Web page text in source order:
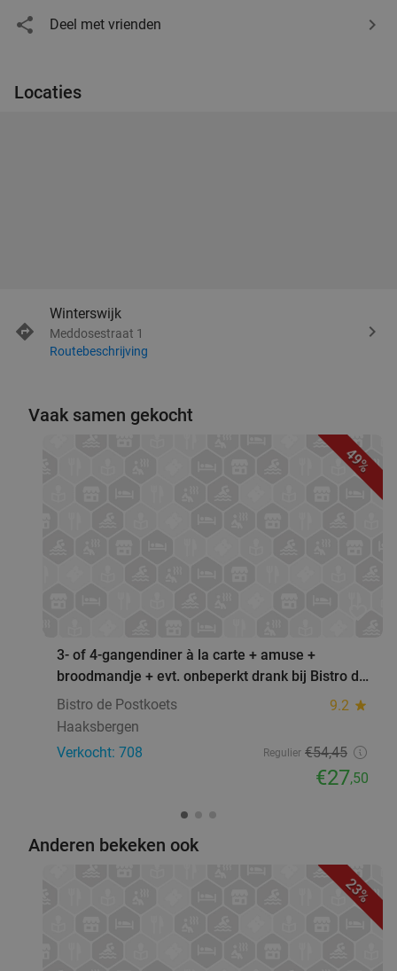
Deel met vrienden
Locaties
Winterswijk
Meddosestraat 1
Routebeschrijving
Vaak samen gekocht
49%
3- of 4-gangendiner à la carte + amuse +
broodmandje + evt. onbeperkt drank bij Bistro de
Postkoets
Bistro de Postkoets 9.2 star
Haaksbergen
Verkocht: 708
Regulier €54,45
€27,50
Anderen bekeken ook
23%